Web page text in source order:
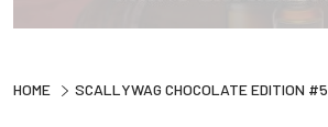
HOME SCALLYWAG CHOCOLATE EDITION #5